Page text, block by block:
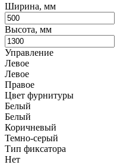
Ширина, мм
Высота, мм
Управление
Левое
Левое
Правое
Цвет фурнитуры
Белый
Белый
Коричневый
Темно-серый
Тип фиксатора
Нет